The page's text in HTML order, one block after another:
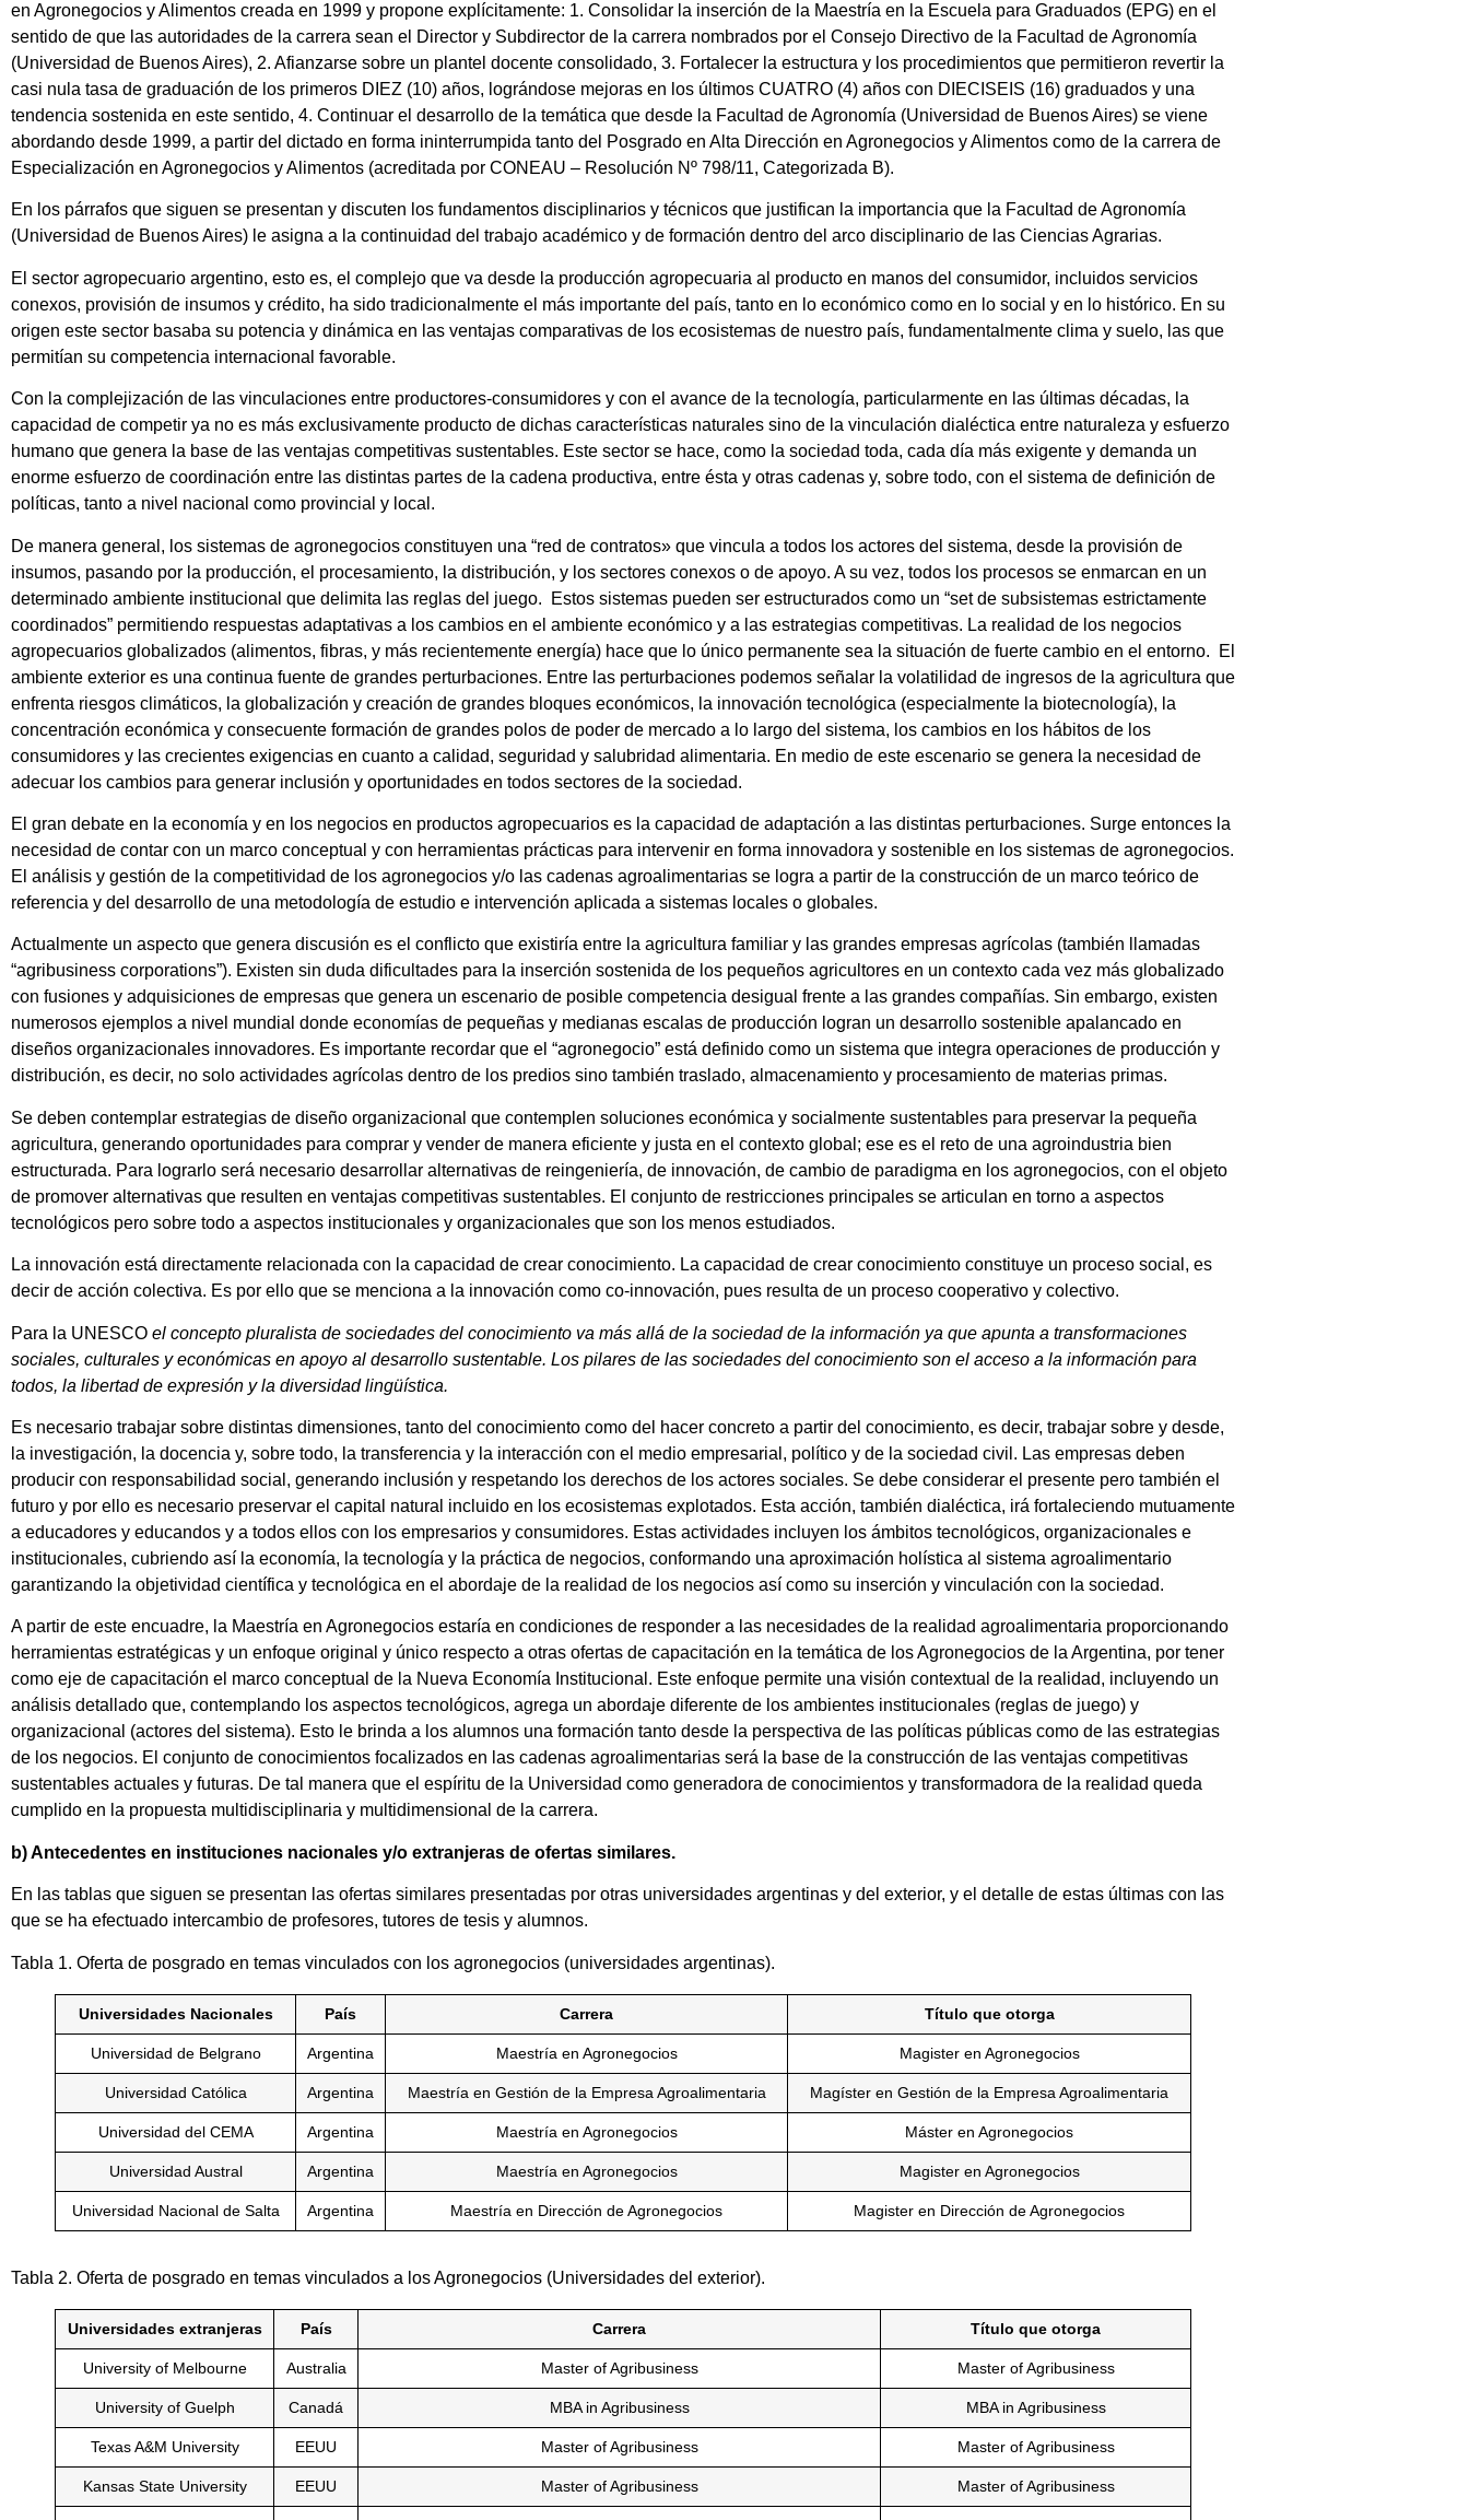
en Agronegocios y Alimentos creada en 1999 y propone explícitamente: 1. Consolidar la inserción de la Maestría en la Escuela para Graduados (EPG) en el
sentido de que las autoridades de la carrera sean el Director y Subdirector de la carrera nombrados por el Consejo Directivo de la Facultad de Agronomía
(Universidad de Buenos Aires), 2. Afianzarse sobre un plantel docente consolidado, 3. Fortalecer la estructura y los procedimientos que permitieron revertir la
casi nula tasa de graduación de los primeros DIEZ (10) años, lográndose mejoras en los últimos CUATRO (4) años con DIECISEIS (16) graduados y una
tendencia sostenida en este sentido, 4. Continuar el desarrollo de la temática que desde la Facultad de Agronomía (Universidad de Buenos Aires) se viene
abordando desde 1999, a partir del dictado en forma ininterrumpida tanto del Posgrado en Alta Dirección en Agronegocios y Alimentos como de la carrera de
Especialización en Agronegocios y Alimentos (acreditada por CONEAU – Resolución Nº 798/11, Categorizada B).
En los párrafos que siguen se presentan y discuten los fundamentos disciplinarios y técnicos que justifican la importancia que la Facultad de Agronomía
(Universidad de Buenos Aires) le asigna a la continuidad del trabajo académico y de formación dentro del arco disciplinario de las Ciencias Agrarias.
El sector agropecuario argentino, esto es, el complejo que va desde la producción agropecuaria al producto en manos del consumidor, incluidos servicios
conexos, provisión de insumos y crédito, ha sido tradicionalmente el más importante del país, tanto en lo económico como en lo social y en lo histórico. En su
origen este sector basaba su potencia y dinámica en las ventajas comparativas de los ecosistemas de nuestro país, fundamentalmente clima y suelo, las que
permitían su competencia internacional favorable.
Con la complejización de las vinculaciones entre productores-consumidores y con el avance de la tecnología, particularmente en las últimas décadas, la
capacidad de competir ya no es más exclusivamente producto de dichas características naturales sino de la vinculación dialéctica entre naturaleza y esfuerzo
humano que genera la base de las ventajas competitivas sustentables. Este sector se hace, como la sociedad toda, cada día más exigente y demanda un
enorme esfuerzo de coordinación entre las distintas partes de la cadena productiva, entre ésta y otras cadenas y, sobre todo, con el sistema de definición de
políticas, tanto a nivel nacional como provincial y local.
De manera general, los sistemas de agronegocios constituyen una “red de contratos» que vincula a todos los actores del sistema, desde la provisión de
insumos, pasando por la producción, el procesamiento, la distribución, y los sectores conexos o de apoyo. A su vez, todos los procesos se enmarcan en un
determinado ambiente institucional que delimita las reglas del juego. Estos sistemas pueden ser estructurados como un “set de subsistemas estrictamente
coordinados” permitiendo respuestas adaptativas a los cambios en el ambiente económico y a las estrategias competitivas. La realidad de los negocios
agropecuarios globalizados (alimentos, fibras, y más recientemente energía) hace que lo único permanente sea la situación de fuerte cambio en el entorno. El
ambiente exterior es una continua fuente de grandes perturbaciones. Entre las perturbaciones podemos señalar la volatilidad de ingresos de la agricultura que
enfrenta riesgos climáticos, la globalización y creación de grandes bloques económicos, la innovación tecnológica (especialmente la biotecnología), la
concentración económica y consecuente formación de grandes polos de poder de mercado a lo largo del sistema, los cambios en los hábitos de los
consumidores y las crecientes exigencias en cuanto a calidad, seguridad y salubridad alimentaria. En medio de este escenario se genera la necesidad de
adecuar los cambios para generar inclusión y oportunidades en todos sectores de la sociedad.
El gran debate en la economía y en los negocios en productos agropecuarios es la capacidad de adaptación a las distintas perturbaciones. Surge entonces la
necesidad de contar con un marco conceptual y con herramientas prácticas para intervenir en forma innovadora y sostenible en los sistemas de agronegocios.
El análisis y gestión de la competitividad de los agronegocios y/o las cadenas agroalimentarias se logra a partir de la construcción de un marco teórico de
referencia y del desarrollo de una metodología de estudio e intervención aplicada a sistemas locales o globales.
Actualmente un aspecto que genera discusión es el conflicto que existiría entre la agricultura familiar y las grandes empresas agrícolas (también llamadas
“agribusiness corporations”). Existen sin duda dificultades para la inserción sostenida de los pequeños agricultores en un contexto cada vez más globalizado
con fusiones y adquisiciones de empresas que genera un escenario de posible competencia desigual frente a las grandes compañías. Sin embargo, existen
numerosos ejemplos a nivel mundial donde economías de pequeñas y medianas escalas de producción logran un desarrollo sostenible apalancado en
diseños organizacionales innovadores. Es importante recordar que el “agronegocio” está definido como un sistema que integra operaciones de producción y
distribución, es decir, no solo actividades agrícolas dentro de los predios sino también traslado, almacenamiento y procesamiento de materias primas.
Se deben contemplar estrategias de diseño organizacional que contemplen soluciones económica y socialmente sustentables para preservar la pequeña
agricultura, generando oportunidades para comprar y vender de manera eficiente y justa en el contexto global; ese es el reto de una agroindustria bien
estructurada. Para lograrlo será necesario desarrollar alternativas de reingeniería, de innovación, de cambio de paradigma en los agronegocios, con el objeto
de promover alternativas que resulten en ventajas competitivas sustentables. El conjunto de restricciones principales se articulan en torno a aspectos
tecnológicos pero sobre todo a aspectos institucionales y organizacionales que son los menos estudiados.
La innovación está directamente relacionada con la capacidad de crear conocimiento. La capacidad de crear conocimiento constituye un proceso social, es
decir de acción colectiva. Es por ello que se menciona a la innovación como co-innovación, pues resulta de un proceso cooperativo y colectivo.
Para la UNESCO el concepto pluralista de sociedades del conocimiento va más allá de la sociedad de la información ya que apunta a transformaciones
sociales, culturales y económicas en apoyo al desarrollo sustentable. Los pilares de las sociedades del conocimiento son el acceso a la información para
todos, la libertad de expresión y la diversidad lingüística.
Es necesario trabajar sobre distintas dimensiones, tanto del conocimiento como del hacer concreto a partir del conocimiento, es decir, trabajar sobre y desde,
la investigación, la docencia y, sobre todo, la transferencia y la interacción con el medio empresarial, político y de la sociedad civil. Las empresas deben
producir con responsabilidad social, generando inclusión y respetando los derechos de los actores sociales. Se debe considerar el presente pero también el
futuro y por ello es necesario preservar el capital natural incluido en los ecosistemas explotados. Esta acción, también dialéctica, irá fortaleciendo mutuamente
a educadores y educandos y a todos ellos con los empresarios y consumidores. Estas actividades incluyen los ámbitos tecnológicos, organizacionales e
institucionales, cubriendo así la economía, la tecnología y la práctica de negocios, conformando una aproximación holística al sistema agroalimentario
garantizando la objetividad científica y tecnológica en el abordaje de la realidad de los negocios así como su inserción y vinculación con la sociedad.
A partir de este encuadre, la Maestría en Agronegocios estaría en condiciones de responder a las necesidades de la realidad agroalimentaria proporcionando
herramientas estratégicas y un enfoque original y único respecto a otras ofertas de capacitación en la temática de los Agronegocios de la Argentina, por tener
como eje de capacitación el marco conceptual de la Nueva Economía Institucional. Este enfoque permite una visión contextual de la realidad, incluyendo un
análisis detallado que, contemplando los aspectos tecnológicos, agrega un abordaje diferente de los ambientes institucionales (reglas de juego) y
organizacional (actores del sistema). Esto le brinda a los alumnos una formación tanto desde la perspectiva de las políticas públicas como de las estrategias
de los negocios. El conjunto de conocimientos focalizados en las cadenas agroalimentarias será la base de la construcción de las ventajas competitivas
sustentables actuales y futuras. De tal manera que el espíritu de la Universidad como generadora de conocimientos y transformadora de la realidad queda
cumplido en la propuesta multidisciplinaria y multidimensional de la carrera.
b) Antecedentes en instituciones nacionales y/o extranjeras de ofertas similares.
En las tablas que siguen se presentan las ofertas similares presentadas por otras universidades argentinas y del exterior, y el detalle de estas últimas con las
que se ha efectuado intercambio de profesores, tutores de tesis y alumnos.
Tabla 1. Oferta de posgrado en temas vinculados con los agronegocios (universidades argentinas).
Universidades Nacionales País Carrera Título que otorga
Universidad de Belgrano Argentina Maestría en Agronegocios Magister en Agronegocios
Universidad Católica Argentina Maestría en Gestión de la Empresa Agroalimentaria Magíster en Gestión de la Empresa Agroalimentaria
Universidad del CEMA Argentina Maestría en Agronegocios Máster en Agronegocios
Universidad Austral Argentina Maestría en Agronegocios Magister en Agronegocios
Universidad Nacional de Salta Argentina Maestría en Dirección de Agronegocios Magister en Dirección de Agronegocios
Tabla 2. Oferta de posgrado en temas vinculados a los Agronegocios (Universidades del exterior).
Universidades extranjeras País Carrera Título que otorga
University of Melbourne Australia Master of Agribusiness Master of Agribusiness
University of Guelph Canadá MBA in Agribusiness MBA in Agribusiness
Texas A&M University EEUU Master of Agribusiness Master of Agribusiness
Kansas State University EEUU Master of Agribusiness Master of Agribusiness